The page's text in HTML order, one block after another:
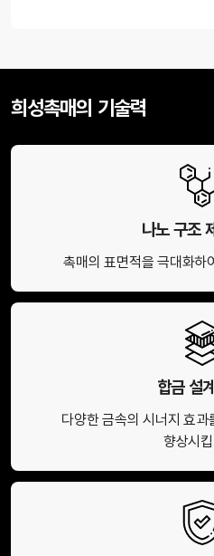
희성촉매의 기술력
나노 구조
촉매의 표면적을 극대화하
합금 설
다양한 금속의 시너지 효
향상시